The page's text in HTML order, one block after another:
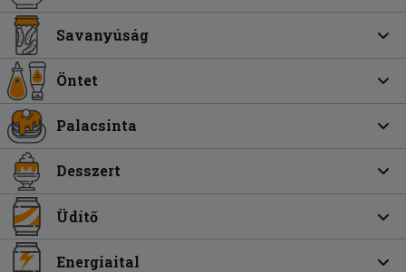
Savanyúság
Öntet
Palacsinta
Desszert
Üdítő
Energiaital